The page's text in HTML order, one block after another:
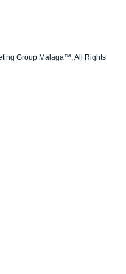
Group Malaga™, All Rights